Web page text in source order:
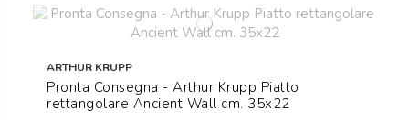
ARTHUR KRUPP
Pronta Consegna - Arthur Krupp Piatto
rettangolare Ancient Wall cm. 35x22